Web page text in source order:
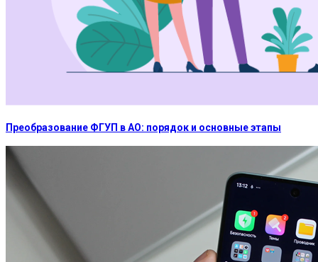
Преобразование ФГУП в АО: порядок и основные этапы